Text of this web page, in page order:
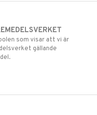
som visar att vi är
gällande